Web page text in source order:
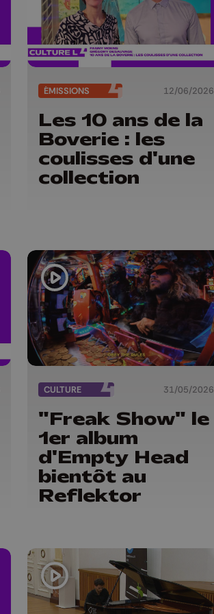
ÉMISSIONS 12/06/2026
Les 10 ans de la
Boverie : les
coulisses d'une
collection
CULTURE 31/05/2026
"Freak Show" le
1er album
d'Empty Head
bientôt au
Reflektor